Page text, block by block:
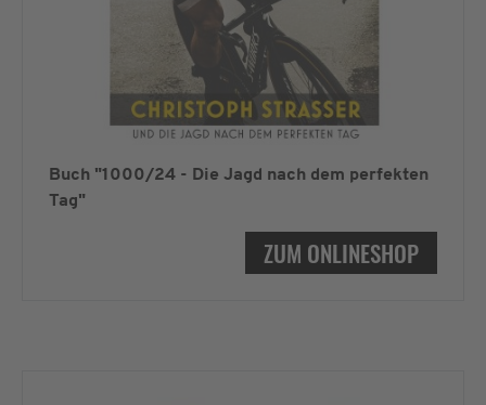
Buch "1000/24 - Die Jagd nach dem perfekten
Tag"
ZUM ONLINESHOP